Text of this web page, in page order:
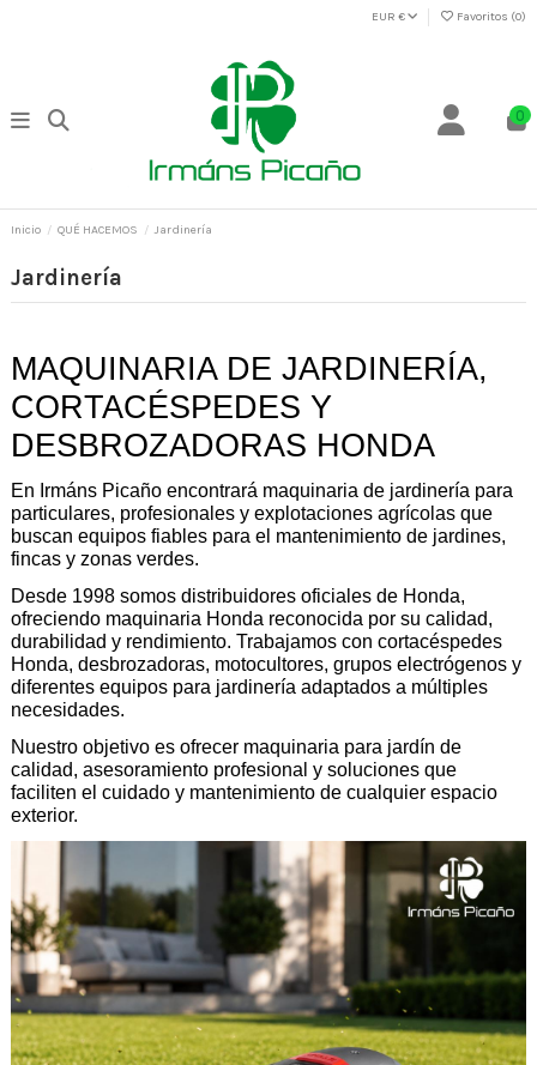
EUR € Favoritos (0)
0
Inicio QUÉ HACEMOS Jardinería
Jardinería
MAQUINARIA DE JARDINERÍA,
CORTACÉSPEDES Y
DESBROZADORAS HONDA
En Irmáns Picaño encontrará maquinaria de jardinería para
particulares, profesionales y explotaciones agrícolas que
buscan equipos fiables para el mantenimiento de jardines,
fincas y zonas verdes.
Desde 1998 somos distribuidores oficiales de Honda,
ofreciendo maquinaria Honda reconocida por su calidad,
durabilidad y rendimiento. Trabajamos con cortacéspedes
Honda, desbrozadoras, motocultores, grupos electrógenos y
diferentes equipos para jardinería adaptados a múltiples
necesidades.
Nuestro objetivo es ofrecer maquinaria para jardín de
calidad, asesoramiento profesional y soluciones que
faciliten el cuidado y mantenimiento de cualquier espacio
exterior.